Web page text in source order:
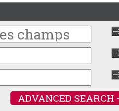
ADVANCED SEARCH